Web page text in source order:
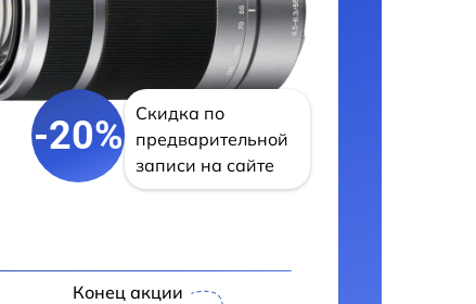
-20%
Скидка по
предварительной
записи на сайте
Конец акции